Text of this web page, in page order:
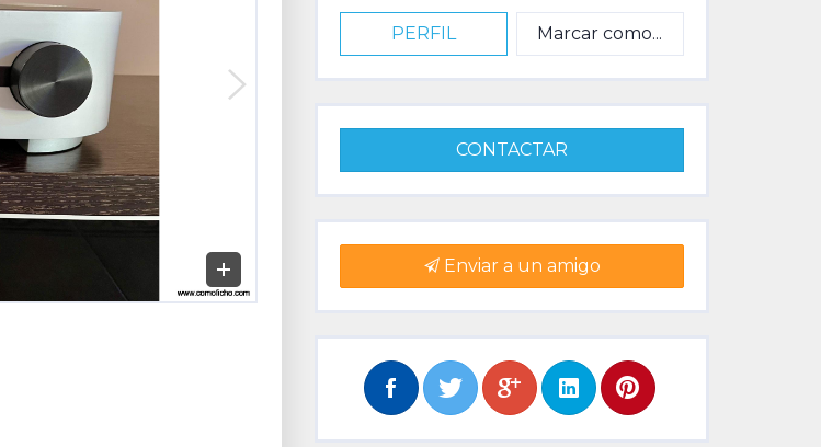
PERFIL Marcar como...
CONTACTAR
Enviar a un amigo